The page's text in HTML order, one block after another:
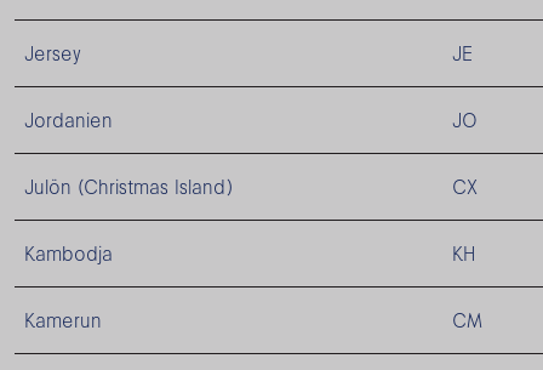
Jersey JE
Jordanien JO
Julön (Christmas Island) CX
Kambodja KH
Kamerun CM